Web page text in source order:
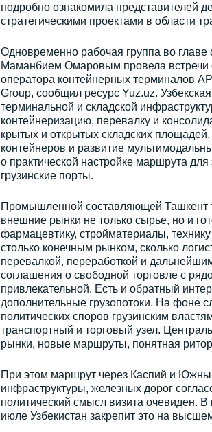
подробно ознакомила представителей
стратегическими проектами в области
Одновременно рабочая группа во
Маманбием Омаровым провела встречи
оператора контейнерных терминалов
Group, сообщил ресурс Yuz.uz.
терминальной и складской
контейнеризацию, перевалку и
крытых и открытых складских
контейнеров и развитие
о практической настройке маршрута для
грузинские порты.
Промышленной составляющей Ташкент
внешние рынки не только сырье, но и
фармацевтику, стройматериалы,
столько конечным рынком, сколько
перевалкой, переработкой и
соглашения о свободной торговле с
привлекательной. Есть и обратный
дополнительные грузопотоки. На фоне
политических споров грузинским
транспортный и торговый узел.
рынки, новые маршруты, понятная
При этом маршрут через Каспий и
инфраструктуры, железных дорог
политический смысл визита очевиден.
июле Узбекистан закрепит это на